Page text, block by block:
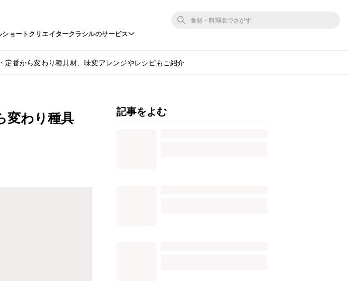
ショートクリエイタークラシルのサービス
定番から変わり種具材、味変アレンジやレシピもご紹介
変わり種具
記事をよむ